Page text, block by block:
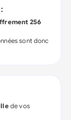
256
sont donc
de vos